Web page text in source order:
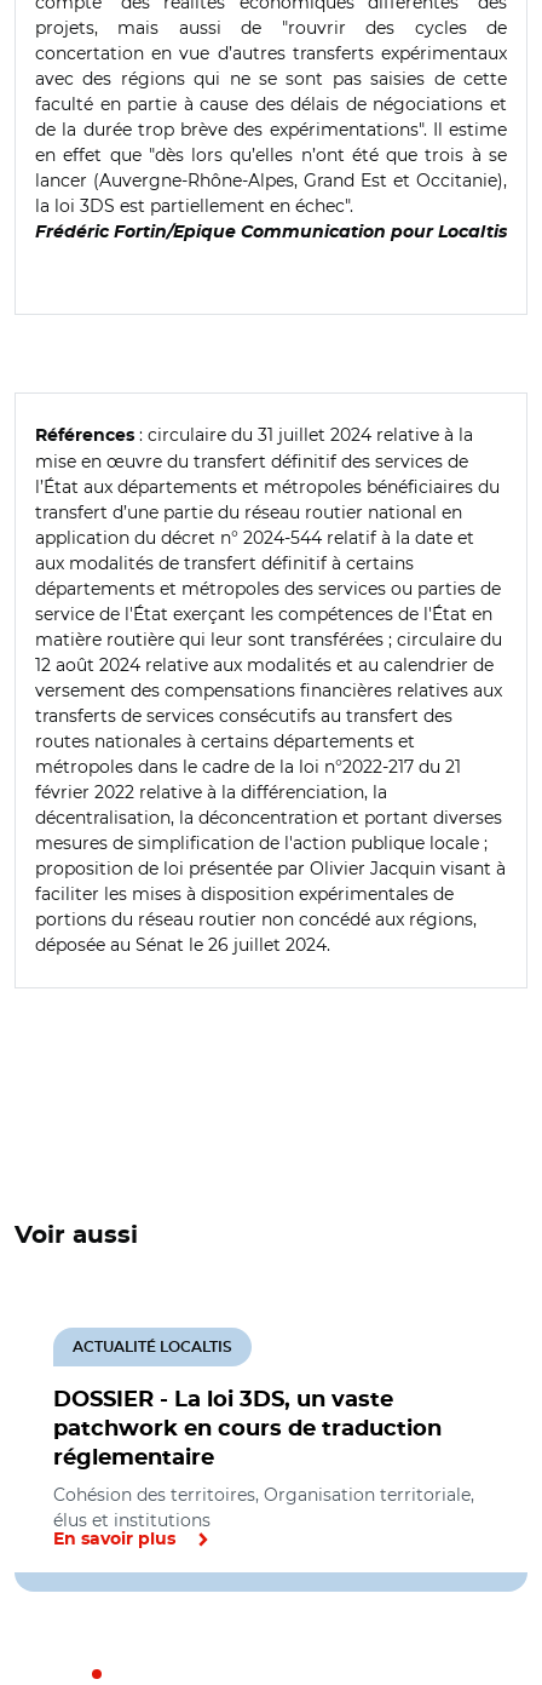
projets, mais aussi de "rouvrir des cycles de
concertation en vue d’autres transferts expérimentaux
avec des régions qui ne se sont pas saisies de cette
faculté en partie à cause des délais de négociations et
de la durée trop brève des expérimentations". Il estime
en effet que "dès lors qu’elles n’ont été que trois à se
lancer (Auvergne-Rhône-Alpes, Grand Est et Occitanie),
la loi 3DS est partiellement en échec".
Frédéric Fortin/Epique Communication pour Localtis
Références : circulaire du 31 juillet 2024 relative à la
mise en œuvre du transfert définitif des services de
l’État aux départements et métropoles bénéficiaires du
transfert d’une partie du réseau routier national en
application du décret n° 2024-544 relatif à la date et
aux modalités de transfert définitif à certains
départements et métropoles des services ou parties de
service de l'État exerçant les compétences de l'État en
matière routière qui leur sont transférées ; circulaire du
12 août 2024 relative aux modalités et au calendrier de
versement des compensations financières relatives aux
transferts de services consécutifs au transfert des
routes nationales à certains départements et
métropoles dans le cadre de la loi n°2022-217 du 21
février 2022 relative à la différenciation, la
décentralisation, la déconcentration et portant diverses
mesures de simplification de l'action publique locale ;
proposition de loi présentée par Olivier Jacquin visant à
faciliter les mises à disposition expérimentales de
portions du réseau routier non concédé aux régions,
déposée au Sénat le 26 juillet 2024.
Voir aussi
DOSSIER - La loi 3DS, un vaste
patchwork en cours de traduction
réglementaire
ACTUALITÉ LOCALTIS
Cohésion des territoires, Organisation territoriale,
élus et institutions
En savoir plus